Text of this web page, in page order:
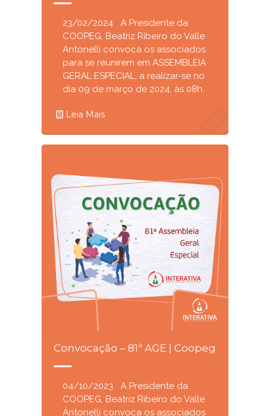
23/02/2024 A Presidente da
COOPEG, Beatriz Ribeiro do Valle
Antonelli convoca os associados
para se reunirem em ASSEMBLEIA
GERAL ESPECIAL, a realizar-se no
dia 09 de março de 2024, às 08h.
Leia Mais
Convocação – 81ª AGE | Coopeg
04/10/2023 A Presidente da
COOPEG, Beatriz Ribeiro do Valle
Antonelli convoca os associados